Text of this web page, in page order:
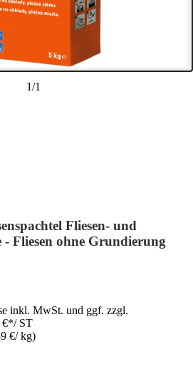
1/1
Fliesen- und
- Fliesen ohne Grundierung
inkl. MwSt. und ggf. zzgl.
€*/ ST
€/ kg)